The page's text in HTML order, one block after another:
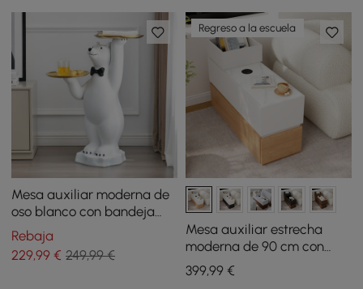
Mesa auxiliar moderna de
oso blanco con bandeja
escalonada de resina,
mesa auxiliar superior en
dorado
Rebaja
229,99 € 249,99 €
Regreso a la escuela
Mesa auxiliar estrecha
moderna de 90 cm con
tapa de piedra sinterizada,
USB y almacenamiento
399,99€